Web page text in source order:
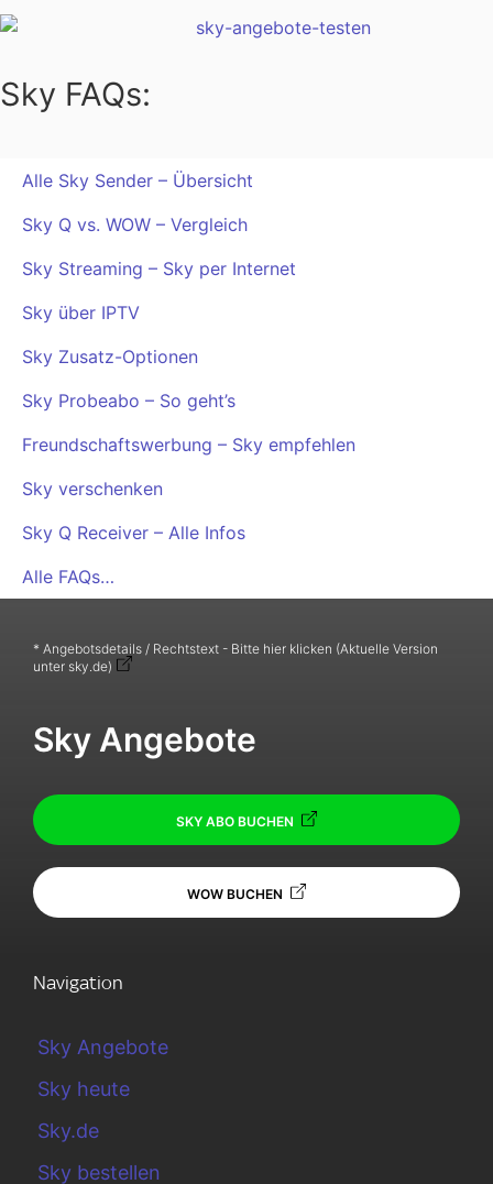
Sky FAQs:
Alle Sky Sender – Übersicht
Sky Q vs. WOW – Vergleich
Sky Streaming – Sky per Internet
Sky über IPTV
Sky Zusatz-Optionen
Sky Probeabo – So geht’s
Freundschaftswerbung – Sky empfehlen
Sky verschenken
Sky Q Receiver – Alle Infos
Alle FAQs…
* Angebotsdetails / Rechtstext - Bitte hier klicken (Aktuelle Version
unter sky.de)
Sky Angebote
SKY ABO BUCHEN
WOW BUCHEN
Navigation
Sky Angebote
Sky heute
Sky.de
Sky bestellen